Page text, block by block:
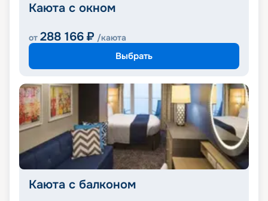
Каюта с окном
от 288 166 ₽ /каюта
Выбрать
Каюта с балконом